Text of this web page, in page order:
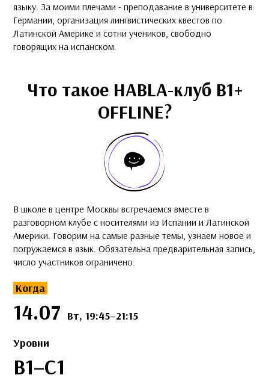
языку. За моими плечами - преподавание в университете в
Германии, организация лингвистических квестов по
Латинской Америке и сотни учеников, свободно
говорящих на испанском.
Что такое HABLA-клуб B1+
OFFLINE?
В школе в центре Москвы встречаемся вместе в
разговорном клубе с носителями из Испании и Латинской
Америки. Говорим на самые разные темы, узнаем новое и
погружаемся в язык. Обязательна предварительная запись,
число участников ограничено.
Когда
14.07 Вт, 19:45–21:15
Уровни
B1–C1